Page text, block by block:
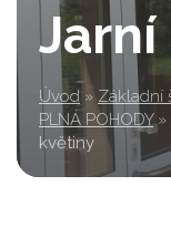
Úvod » Základní
PLNÁ POHODY »
květiny